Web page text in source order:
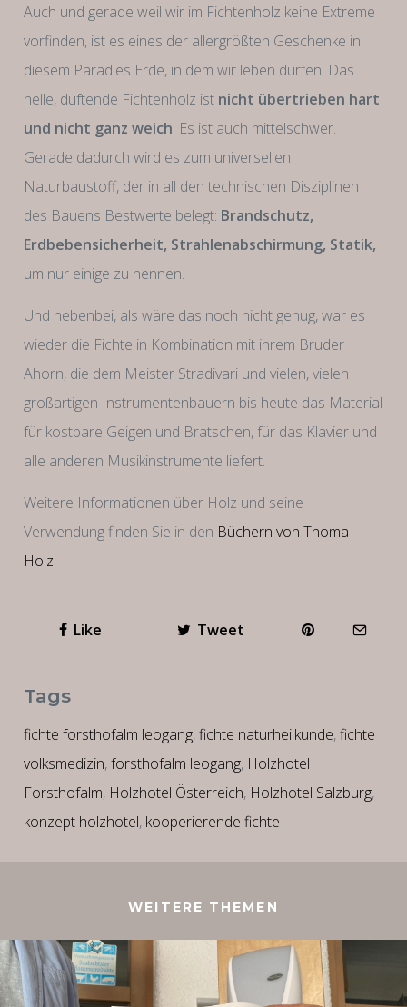
Auch und gerade weil wir im Fichtenholz keine Extreme
vorfinden, ist es eines der allergrößten Geschenke in
diesem Paradies Erde, in dem wir leben dürfen. Das
helle, duftende Fichtenholz ist nicht übertrieben hart
und nicht ganz weich. Es ist auch mittelschwer.
Gerade dadurch wird es zum universellen
Naturbaustoff, der in all den technischen Disziplinen
des Bauens Bestwerte belegt: Brandschutz,
Erdbebensicherheit, Strahlenabschirmung, Statik,
um nur einige zu nennen.
Und nebenbei, als wäre das noch nicht genug, war es
wieder die Fichte in Kombination mit ihrem Bruder
Ahorn, die dem Meister Stradivari und vielen, vielen
großartigen Instrumentenbauern bis heute das Material
für kostbare Geigen und Bratschen, für das Klavier und
alle anderen Musikinstrumente liefert.
Weitere Informationen über Holz und seine
Verwendung finden Sie in den Büchern von Thoma
Holz.
Like Tweet
Tags
fichte forsthofalm leogang,fichte naturheilkunde,fichte
volksmedizin,forsthofalm leogang, Holzhotel
Forsthofalm, Holzhotel Österreich, Holzhotel Salzburg,
konzept holzhotel, kooperierende fichte
WEITERE THEMEN